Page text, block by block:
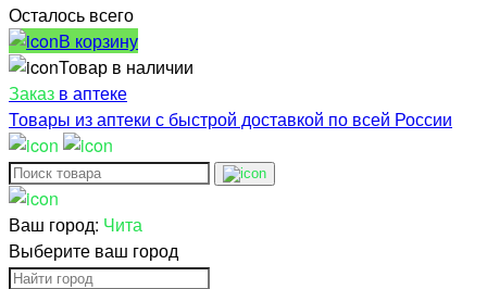
Осталось всего
В корзину
Товар в наличии
Заказ в аптеке
Товары из аптеки с быстрой доставкой по всей России
Ваш город: Чита
Выберите ваш город